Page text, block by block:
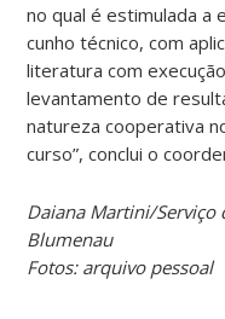
no qual é estimulada a
cunho técnico, com
literatura com
levantamento de
natureza cooperativa
curso”, conclui o
Daiana Martini/Serviço
Blumenau
Fotos: arquivo pessoal